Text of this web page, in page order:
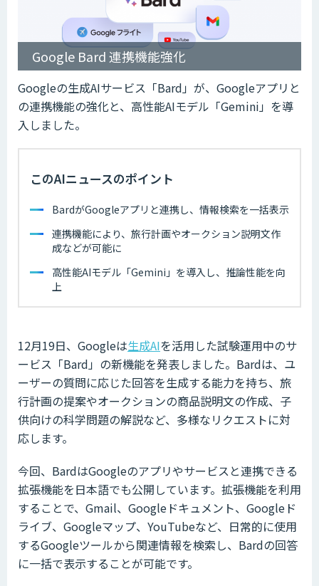
Google Bard 連携機能強化
Googleの生成AIサービス「Bard」が、Googleアプリと
の連携機能の強化と、高性能AIモデル「Gemini」を導
入しました。
このAIニュースのポイント
BardがGoogleアプリと連携し、情報検索を一括表示
連携機能により、旅行計画やオークション説明文作
成などが可能に
高性能AIモデル「Gemini」を導入し、推論性能を向
上
12月19日、Googleは生成AIを活用した試験運用中のサ
ービス「Bard」の新機能を発表しました。Bardは、ユ
ーザーの質問に応じた回答を生成する能力を持ち、旅
行計画の提案やオークションの商品説明文の作成、子
供向けの科学問題の解説など、多様なリクエストに対
応します。
今回、BardはGoogleのアプリやサービスと連携できる
拡張機能を日本語でも公開しています。拡張機能を利用
することで、Gmail、Googleドキュメント、Googleド
ライブ、Googleマップ、YouTubeなど、日常的に使用
するGoogleツールから関連情報を検索し、Bardの回答
に一括で表示することが可能です。